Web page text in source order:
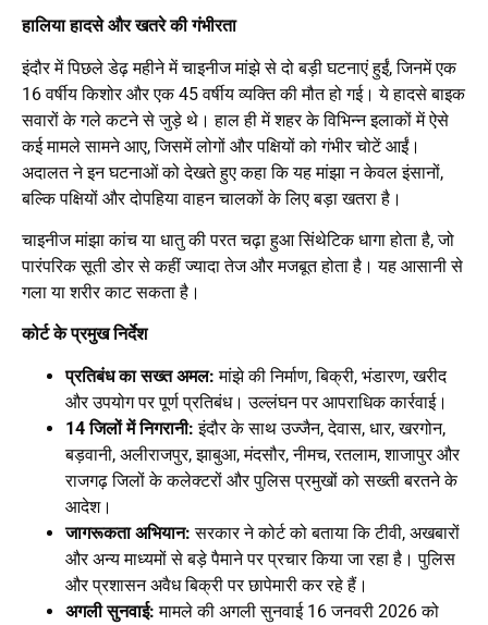
हालिया हादसे और खतरे की गंभीरता
इंदौर में पिछले डेढ़ महीने में चाइनीज मांझे से दो बड़ी घटनाएं हुईं, जिनमें एक
16 वर्षीय किशोर और एक 45 वर्षीय व्यक्ति की मौत हो गई। ये हादसे बाइक
सवारों के गले कटने से जुड़े थे। हाल ही में शहर के विभिन्न इलाकों में ऐसे
कई मामले सामने आए, जिसमें लोगों और पक्षियों को गंभीर चोटें आईं।
अदालत ने इन घटनाओं को देखते हुए कहा कि यह मांझा न केवल इंसानों,
बल्कि पक्षियों और दोपहिया वाहन चालकों के लिए बड़ा खतरा है।
चाइनीज मांझा कांच या धातु की परत चढ़ा हुआ सिंथेटिक धागा होता है, जो
पारंपरिक सूती डोर से कहीं ज्यादा तेज और मजबूत होता है। यह आसानी से
गला या शरीर काट सकता है।
कोर्ट के प्रमुख निर्देश
प्रतिबंध का सख्त अमल: मांझे की निर्माण, बिक्री, भंडारण, खरीद
और उपयोग पर पूर्ण प्रतिबंध। उल्लंघन पर आपराधिक कार्रवाई।
14 जिलों में निगरानी: इंदौर के साथ उज्जैन, देवास, धार, खरगोन,
बड़वानी, अलीराजपुर, झाबुआ, मंदसौर, नीमच, रतलाम, शाजापुर और
राजगढ़ जिलों के कलेक्टरों और पुलिस प्रमुखों को सख्ती बरतने के
आदेश।
जागरूकता अभियान: सरकार ने कोर्ट को बताया कि टीवी, अखबारों
और अन्य माध्यमों से बड़े पैमाने पर प्रचार किया जा रहा है। पुलिस
और प्रशासन अवैध बिक्री पर छापेमारी कर रहे हैं।
अगली सुनवाई: मामले की अगली सुनवाई 16 जनवरी 2026 को